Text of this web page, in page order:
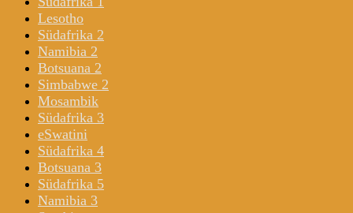
Lesotho
Südafrika 2
Namibia 2
Botsuana 2
Simbabwe 2
Mosambik
Südafrika 3
eSwatini
Südafrika 4
Botsuana 3
Südafrika 5
Namibia 3